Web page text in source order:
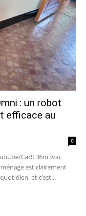
: un robot
efficace au
0
CaRL36m3vac
est clairement
et c’est...